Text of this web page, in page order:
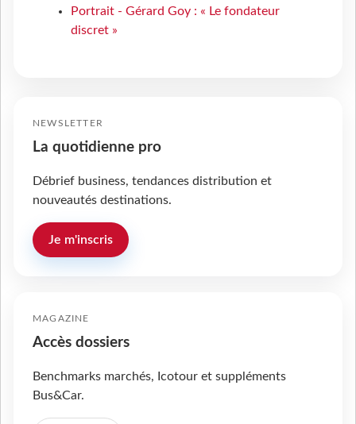
Portrait - Gérard Goy : « Le fondateur
discret »
NEWSLETTER
La quotidienne pro
Débrief business, tendances distribution et
nouveautés destinations.
Je m'inscris
MAGAZINE
Accès dossiers
Benchmarks marchés, Icotour et suppléments
Bus&Car.